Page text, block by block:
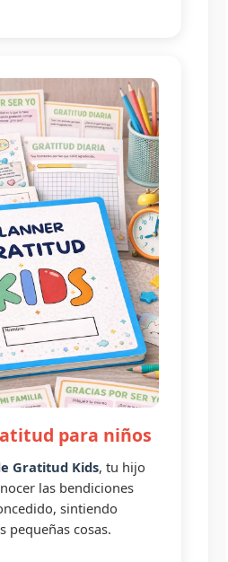
para niños
Gratitud Kids, tu hijo
las bendiciones
sintiendo
pequeñas cosas.